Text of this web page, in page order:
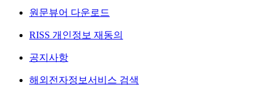
원문뷰어 다운로드
RISS 개인정보 재동의
공지사항
해외전자정보서비스 검색